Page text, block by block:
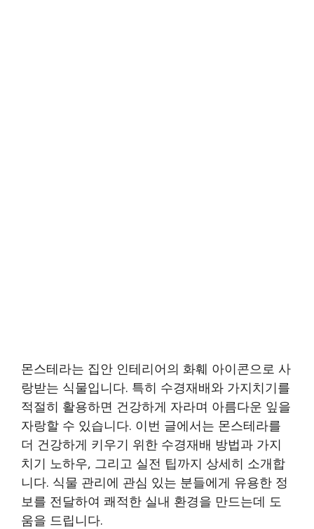
몬스테라는 집안 인테리어의 화훼 아이콘으로 사
랑받는 식물입니다. 특히 수경재배와 가지치기를
적절히 활용하면 건강하게 자라며 아름다운 잎을
자랑할 수 있습니다. 이번 글에서는 몬스테라를
더 건강하게 키우기 위한 수경재배 방법과 가지
치기 노하우, 그리고 실전 팁까지 상세히 소개합
니다. 식물 관리에 관심 있는 분들에게 유용한 정
보를 전달하여 쾌적한 실내 환경을 만드는데 도
움을 드립니다.